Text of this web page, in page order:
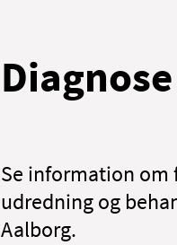
Se information om
udredning og
Aalborg.